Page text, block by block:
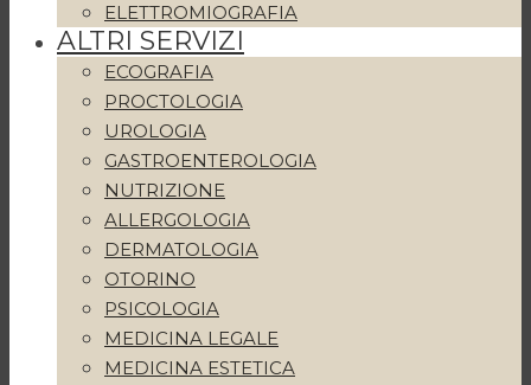
ELETTROMIOGRAFIA
ALTRI SERVIZI
ECOGRAFIA
PROCTOLOGIA
UROLOGIA
GASTROENTEROLOGIA
NUTRIZIONE
ALLERGOLOGIA
DERMATOLOGIA
OTORINO
PSICOLOGIA
MEDICINA LEGALE
MEDICINA ESTETICA